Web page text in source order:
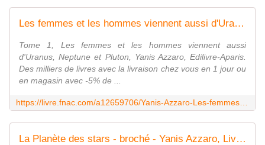
Les femmes et les hommes viennent aussi d'Uranus, Neptune et Pluton Tome 1 - broché - Yanis Azzaro - Achat Livre | fnac
Tome 1, Les femmes et les hommes viennent aussi
d'Uranus, Neptune et Pluton, Yanis Azzaro, Edilivre-Aparis.
Des milliers de livres avec la livraison chez vous en 1 jour ou
en magasin avec -5% de ...
La Planète des stars - broché - Yanis Azzaro, Livre tous les livres à la Fnac